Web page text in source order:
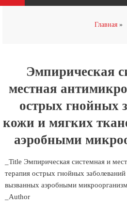
Главная
Эмпирическая
местная
острых гнойных
кожи и мягких
аэробными
_Title Эмпирическая системная и
терапия острых гнойных
вызванных аэробными
_Author